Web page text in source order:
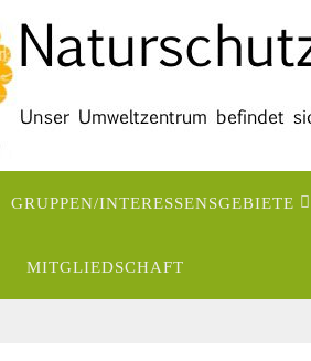
GRUPPEN/INTERESSENSGEBIETE
MITGLIEDSCHAFT